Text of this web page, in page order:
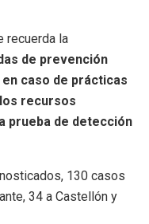
recuerda la
de prevención
caso de prácticas
recursos
prueba de detección
130 casos
34 a Castellón y